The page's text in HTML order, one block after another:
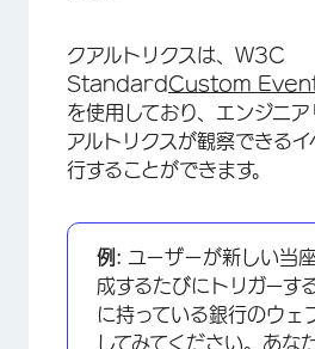
クアルトリクスは、W3C
StandardCustom
を使用しており、エンジニ
アルトリクスが観察できる
行することができます。
例: ユーザーが新しい当
成するたびにトリガーす
に持っている銀行のウェ
してみてください。あな